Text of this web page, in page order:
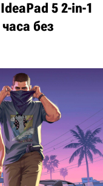
5 2-in-1
без